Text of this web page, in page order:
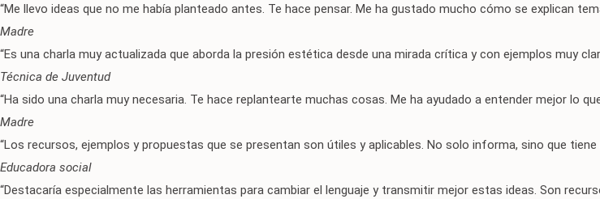
“Me llevo ideas que no me había planteado antes. Te hace pensar. Me ha gustado mucho cómo se explican
Madre
“Es una charla muy actualizada que aborda la presión estética desde una mirada crítica y con ejemplos muy
Técnica de Juventud
“Ha sido una charla muy necesaria. Te hace replantearte muchas cosas. Me ha ayudado a entender mejor lo
Madre
“Los recursos, ejemplos y propuestas que se presentan son útiles y aplicables. No solo informa, sino que
Educadora social
“Destacaría especialmente las herramientas para cambiar el lenguaje y transmitir mejor estas ideas. Son